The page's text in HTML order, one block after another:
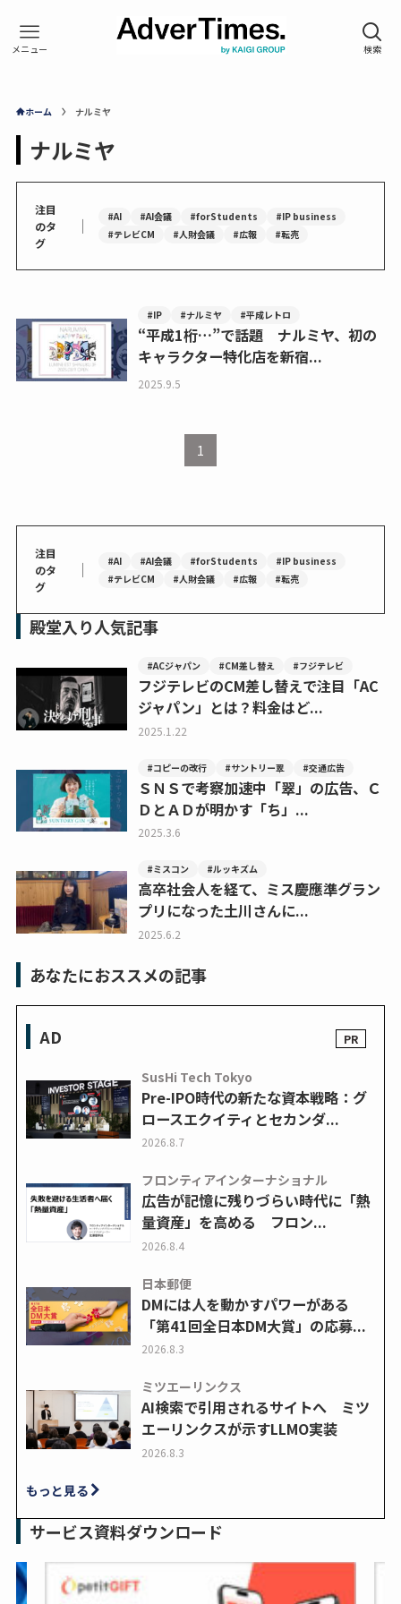
ホーム ナルミヤ
ナルミヤ
注目
のタ
グ
｜ #AI #AI会議 #forStudents
#IP business
#テレビCM
#人財会議 #広報 #転売
#IP #ナルミヤ #平成レトロ
“平成1桁…”で話題 ナルミヤ、初の
キャラクター特化店を新宿...
2025.9.5
1
注目
のタ
グ
｜ #AI #AI会議 #forStudents
#IP business
#テレビCM
#人財会議 #広報 #転売
殿堂入り人気記事
#ACジャパン #CM差し替え #フジテレビ
フジテレビのCM差し替えで注目「AC
ジャパン」とは？料金はど...
2025.1.22
#コピーの改行 #サントリー翠 #交通広告
ＳＮＳで考察加速中「翠」の広告、Ｃ
ＤとＡＤが明かす「ち」...
2025.3.6
#ミスコン #ルッキズム
高卒社会人を経て、ミス慶應準グラン
プリになった土川さんに...
2025.6.2
あなたにおススメの記事
AD
SusHi Tech Tokyo
Pre-IPO時代の新たな資本戦略：グ
ロースエクイティとセカンダ...
2026.8.7
フロンティアインターナショナル
広告が記憶に残りづらい時代に「熱
量資産」を高める フロン...
2026.8.4
日本郵便
DMには人を動かすパワーがある
「第41回全日本DM大賞」の応募...
2026.8.3
ミツエーリンクス
AI検索で引用されるサイトへ ミツ
エーリンクスが示すLLMO実装
2026.8.3
もっと見る
サービス資料ダウンロード